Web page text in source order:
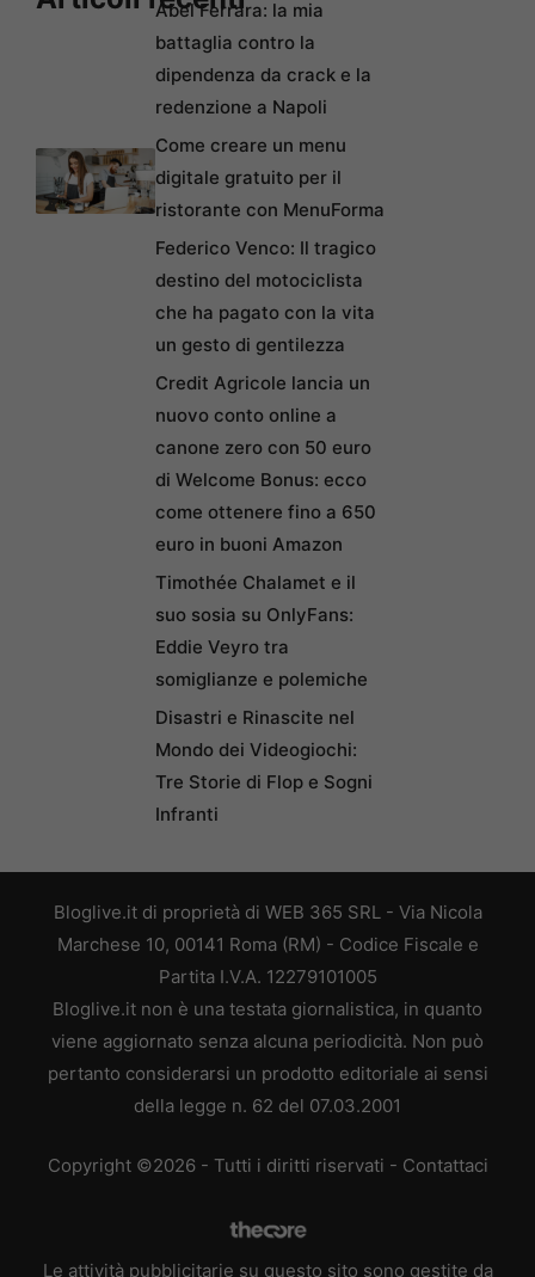
Abel Ferrara: la mia
battaglia contro la
dipendenza da crack e la
redenzione a Napoli
Come creare un menu
digitale gratuito per il
ristorante con MenuForma
Federico Venco: Il tragico
destino del motociclista
che ha pagato con la vita
un gesto di gentilezza
Credit Agricole lancia un
nuovo conto online a
canone zero con 50 euro
di Welcome Bonus: ecco
come ottenere fino a 650
euro in buoni Amazon
Timothée Chalamet e il
suo sosia su OnlyFans:
Eddie Veyro tra
somiglianze e polemiche
Disastri e Rinascite nel
Mondo dei Videogiochi:
Tre Storie di Flop e Sogni
Infranti
Bloglive.it di proprietà di WEB 365 SRL - Via Nicola
Marchese 10, 00141 Roma (RM) - Codice Fiscale e
Partita I.V.A. 12279101005
Bloglive.it non è una testata giornalistica, in quanto
viene aggiornato senza alcuna periodicità. Non può
pertanto considerarsi un prodotto editoriale ai sensi
della legge n. 62 del 07.03.2001
Copyright ©2026 - Tutti i diritti riservati - Contattaci
Le attività pubblicitarie su questo sito sono gestite da